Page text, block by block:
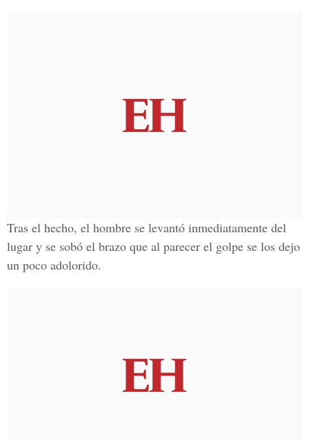
Tras el hecho, el hombre se levantó inmediatamente del
lugar y se sobó el brazo que al parecer el golpe se los dejo
un poco adolorido.